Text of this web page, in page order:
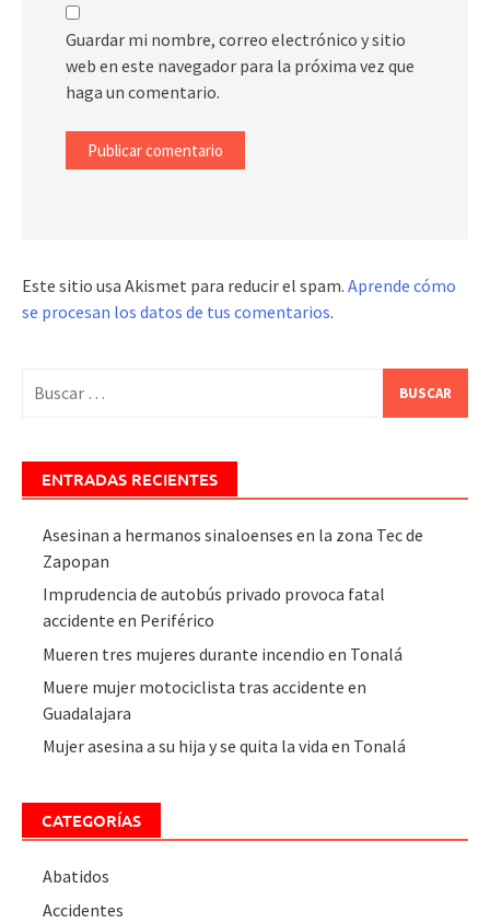
Guardar mi nombre, correo electrónico y sitio
web en este navegador para la próxima vez que
haga un comentario.
Este sitio usa Akismet para reducir el spam. Aprende cómo
se procesan los datos de tus comentarios.
ENTRADAS RECIENTES
Asesinan a hermanos sinaloenses en la zona Tec de
Zapopan
Imprudencia de autobús privado provoca fatal
accidente en Periférico
Mueren tres mujeres durante incendio en Tonalá
Muere mujer motociclista tras accidente en
Guadalajara
Mujer asesina a su hija y se quita la vida en Tonalá
CATEGORÍAS
Abatidos
Accidentes